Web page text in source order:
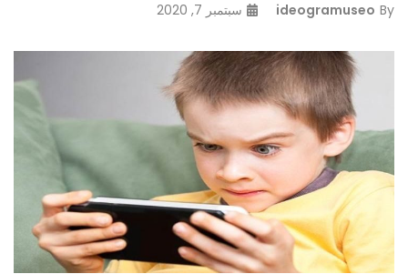
By
ideogramuseo سبتمبر 7, 2020